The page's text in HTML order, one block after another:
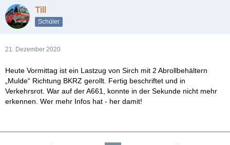
Till
Schüler
21. Dezember 2020
Heute Vormittag ist ein Lastzug von Sirch mit 2 Abrollbehältern
„Mulde“ Richtung BKRZ gerollt. Fertig beschriftet und in
Verkehrsrot. War auf der A661, konnte in der Sekunde nicht mehr
erkennen. Wer mehr Infos hat - her damit!